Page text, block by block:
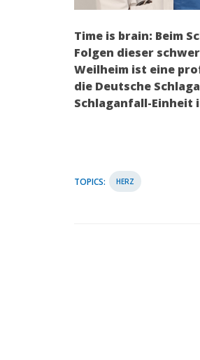
Time is brain: Beim
Folgen dieser
Weilheim ist eine
die Deutsche
Schlaganfall-Einheit
TOPICS: HERZ